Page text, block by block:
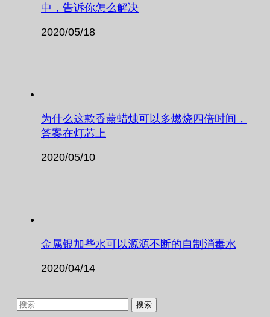
中，告诉你怎么解决
2020/05/18
为什么这款香薰蜡烛可以多燃烧四倍时间，
答案在灯芯上
2020/05/10
金属银加些水可以源源不断的自制消毒水
2020/04/14
搜